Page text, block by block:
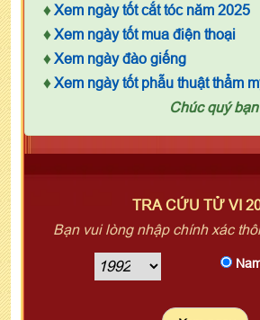
♦ Xem ngày tốt cắt tóc năm 2025
♦ Xem ngày tốt mua điện thoại
♦ Xem ngày đào giếng
♦ Xem ngày tốt phẫu thuật thẩm
Chúc quý
TRA CỨU TỬ VI
Bạn vui lòng nhập chính xác